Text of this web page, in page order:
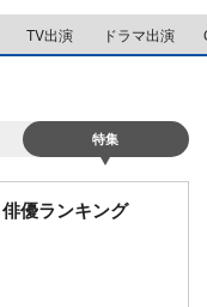
e
TV出演 ドラマ出演
特集
優ランキング